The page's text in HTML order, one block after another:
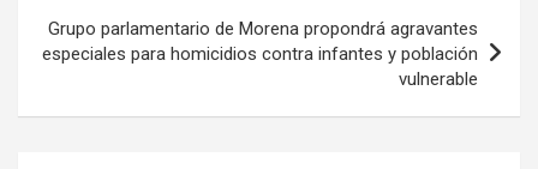
Grupo parlamentario de Morena propondrá agravantes
especiales para homicidios contra infantes y población
vulnerable